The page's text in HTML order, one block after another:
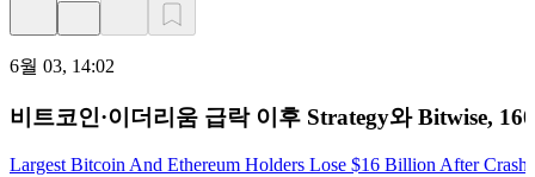
6월 03, 14:02
비트코인·이더리움 급락 이후 Strategy와 Bitwise,
Largest Bitcoin And Ethereum Holders Lose $16 Billion After Crash